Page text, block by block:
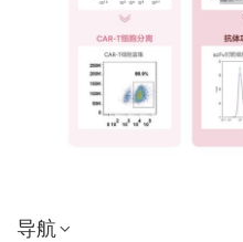
导航